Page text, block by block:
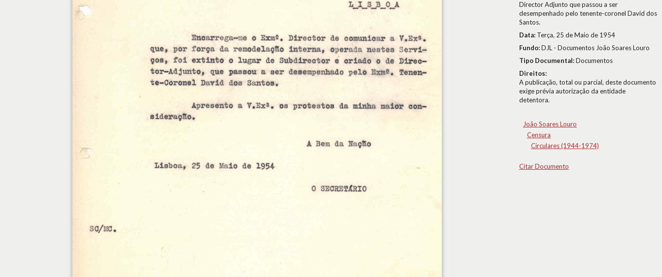
Director Adjunto que passou a ser
desempenhado pelo tenente-coronel David dos
Santos.
Data: Terça, 25 de Maio de 1954
Fundo:DJL - Documentos João Soares Louro
Tipo Documental:Documentos
Direitos:
A publicação, total ou parcial, deste documento
exige prévia autorização da entidade
detentora.
João Soares Louro
Censura
Circulares (1944-1974)
Citar Documento